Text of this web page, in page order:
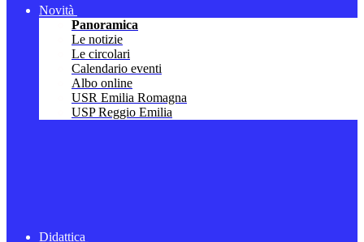
Novità
Panoramica
Le notizie
Le circolari
Calendario eventi
Albo online
USR Emilia Romagna
USP Reggio Emilia
Didattica